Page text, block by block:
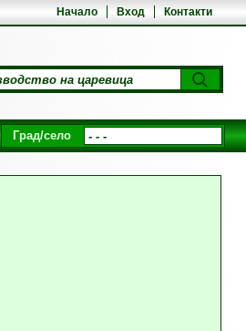
Начало Вход Контакти
Град/село